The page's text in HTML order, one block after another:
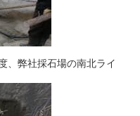
、弊社採石場の南北ライ